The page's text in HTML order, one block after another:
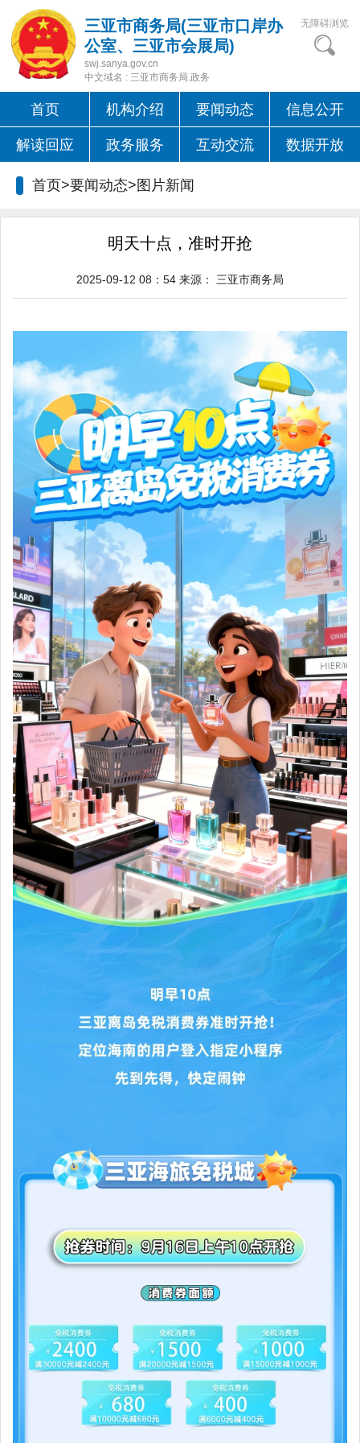
三亚市商务局(三亚市口岸办
公室、三亚市会展局)
swj.sanya.gov.cn
中文域名 : 三亚市商务局.政务
无障碍浏览
首页 机构介绍 要闻动态 信息公开
解读回应 政务服务 互动交流 数据开放
首页>要闻动态> 图片新闻
明天十点，准时开抢
2025-09-12 08：54 来源： 三亚市商务局